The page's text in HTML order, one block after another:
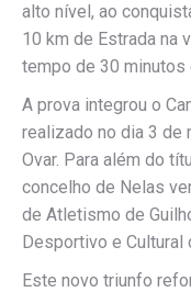
alto nível, ao
10 km de Estrada na
tempo de 30 minutos
A prova integrou o
realizado no dia 3 de
Ovar. Para além do
concelho de Nelas
de Atletismo de
Desportivo e Cultural
Este novo triunfo